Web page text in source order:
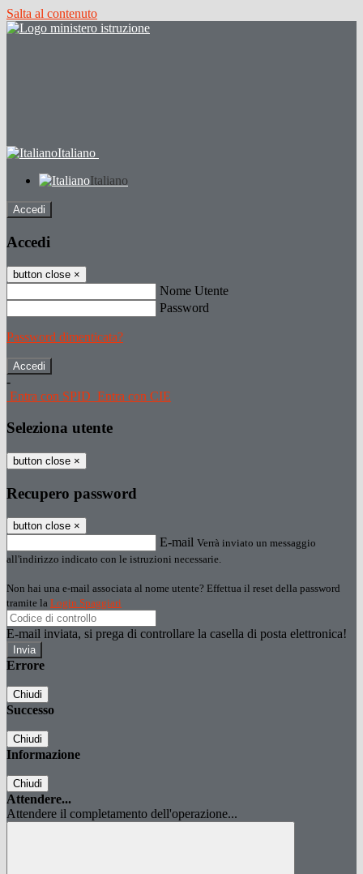
Salta al contenuto
Italiano
Italiano
Accedi
Accedi
button close ×
Nome Utente
Password
Password dimenticata?
-
Entra con SPID Entra con CIE
Seleziona utente
button close ×
Recupero password
button close ×
E-mail Verrà inviato un messaggio
all'indirizzo indicato con le istruzioni necessarie.
Non hai una e-mail associata al nome utente? Effettua il reset della password
tramite la Login Spaggiari
E-mail inviata, si prega di controllare la casella di posta elettronica!
Errore
Chiudi
Successo
Chiudi
Informazione
Chiudi
Attendere...
Attendere il completamento dell'operazione...